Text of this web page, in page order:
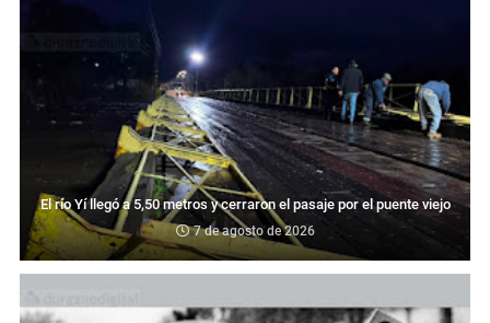
El río Yí llegó a 5,50 metros y cerraron el pasaje por el puente viejo
7 de agosto de 2026